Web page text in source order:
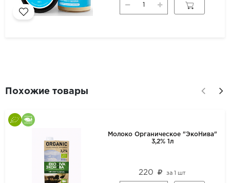
Похожие товары
Молоко Органическое "ЭкоНива"
3,2% 1л
220 за1 шт